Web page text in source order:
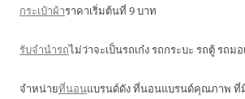
กระเป๋าผ้าราคาเริ่มต้นที่ 9 บาท
รับจำนำรถไม่ว่าจะเป็นรถเก๋ง รถกระบะ รถตู้ รถม
จำหน่ายที่นอนแบรนด์ดัง ที่นอนแบรนด์คุณภาพ ที่